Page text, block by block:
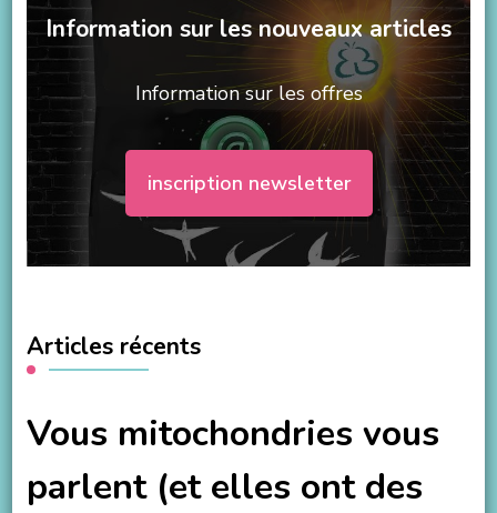
Information sur les nouveaux articles
Information sur les offres
inscription newsletter
Articles récents
Vous mitochondries vous
parlent (et elles ont des